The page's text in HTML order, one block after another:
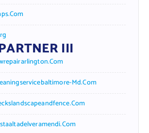
III
Md.com